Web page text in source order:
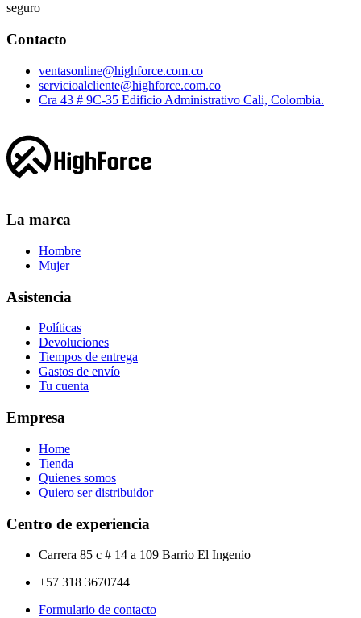
seguro
Contacto
ventasonline@highforce.com.co
servicioalcliente@highforce.com.co
Cra 43 # 9C-35 Edificio Administrativo Cali, Colombia.
La marca
Hombre
Mujer
Asistencia
Políticas
Devoluciones
Tiempos de entrega
Gastos de envío
Tu cuenta
Empresa
Home
Tienda
Quienes somos
Quiero ser distribuidor
Centro de experiencia
Carrera 85 c # 14 a 109 Barrio El Ingenio
+57 318 3670744
Formulario de contacto